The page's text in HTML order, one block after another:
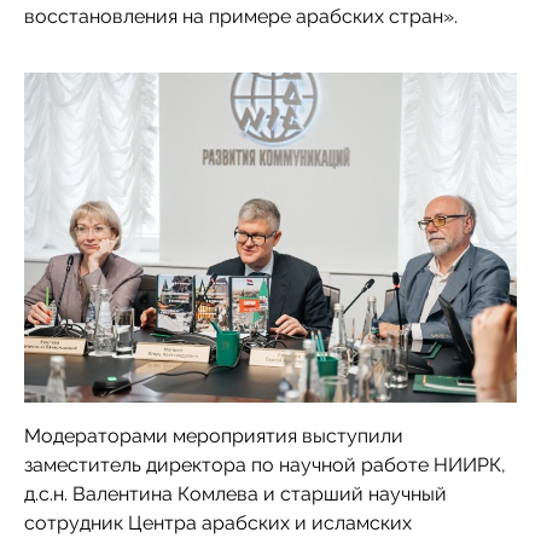
восстановления на примере арабских стран».
Модераторами мероприятия выступили
заместитель директора по научной работе НИИРК,
д.с.н. Валентина Комлева и старший научный
сотрудник Центра арабских и исламских